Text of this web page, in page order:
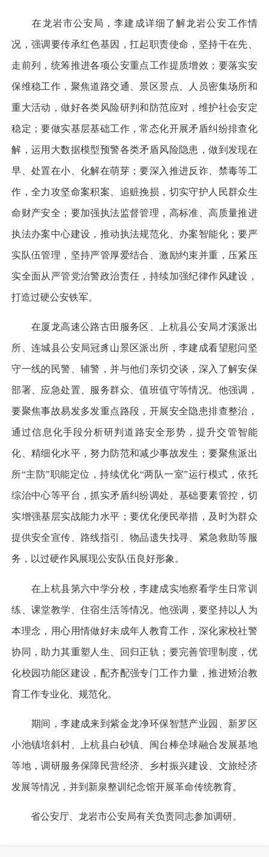
在龙岩市公安局，李建成详细了解龙岩公安工作情
况，强调要传承红色基因，扛起职责使命，坚持干在先、
走前列，统筹推进各项公安重点工作提质增效；要落实安
保维稳工作，聚焦道路交通、景区景点、人员密集场所和
重大活动，做好各类风险研判和防范应对，维护社会安定
稳定；要做实基层基础工作，常态化开展矛盾纠纷排查化
解，运用大数据模型预警各类矛盾风险隐患，做到发现在
早、处置在小、化解在萌芽；要深入推进反诈、禁毒等工
作，全力攻坚命案积案、追赃挽损，切实守护人民群众生
命财产安全；要加强执法监督管理，高标准、高质量推进
执法办案中心建设，推动执法规范化、办案智能化；要严
实队伍管理，坚持严管厚爱结合、激励约束并重，压紧压
实全面从严管党治警政治责任，持续加强纪律作风建设，
打造过硬公安铁军。
在厦龙高速公路古田服务区、上杭县公安局才溪派出
所、连城县公安局冠豸山景区派出所，李建成看望慰问坚
守一线的民警、辅警，并与他们亲切交谈，深入了解安保
部署、应急处置、服务群众、值班值守等情况。他强调，
要聚焦事故易发多发重点路段，开展安全隐患排查整治，
通过信息化手段分析研判道路安全形势，提升交管智能
化、精细化水平，努力防范和减少事故发生；要聚焦派出
所“主防”职能定位，持续优化“两队一室”运行模式，依托
综治中心等平台，抓实矛盾纠纷调处、基础要素管控，切
实增强基层实战能力水平；要优化便民举措，及时为群众
提供安全宣传、路线指引、物品遗失找寻、紧急救助等服
务，以过硬作风展现公安队伍良好形象。
在上杭县第六中学分校，李建成实地察看学生日常训
练、课堂教学、住宿生活等情况。他强调，要坚持以人为
本理念，用心用情做好未成年人教育工作，深化家校社警
协同，助力其重塑人生、回归正轨；要完善管理制度，优
化校园功能区建设，配齐配强专门工作力量，推进矫治教
育工作专业化、规范化。
期间，李建成来到紫金龙净环保智慧产业园、新罗区
小池镇培斜村、上杭县白砂镇、闽台棒垒球融合发展基地
等地，调研服务保障民营经济、乡村振兴建设、文旅经济
发展等情况，并到新泉整训纪念馆开展革命传统教育。
省公安厅、龙岩市公安局有关负责同志参加调研。